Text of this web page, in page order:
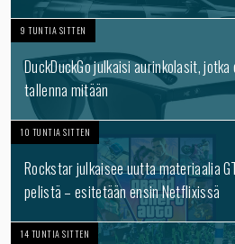
9 TUNTIA SITTEN
DuckDuckGo julkaisi aurinkolasit, jotka
tallenna mitään
10 TUNTIA SITTEN
Rockstar julkaisee uutta materiaalia
pelistä – esitetään ensin Netflixissä
14 TUNTIA SITTEN